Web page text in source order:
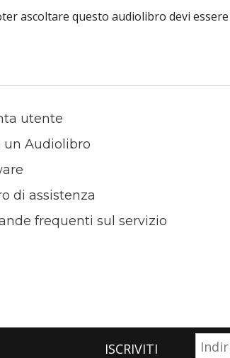
ascoltare questo audiolibro devi
utente
un Audiolibro
di assistenza
frequenti sul servizio
ISCRIVITI